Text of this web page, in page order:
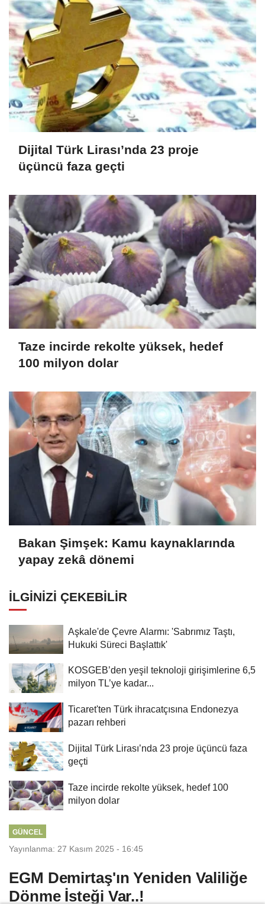
Dijital Türk Lirası’nda 23 proje
üçüncü faza geçti
Taze incirde rekolte yüksek, hedef
100 milyon dolar
Bakan Şimşek: Kamu kaynaklarında
yapay zekâ dönemi
İLGINIZI ÇEKEBILIR
Aşkale'de Çevre Alarmı: 'Sabrımız Taştı,
Hukuki Süreci Başlattık'
KOSGEB’den yeşil teknoloji girişimlerine 6,5
milyon TL’ye kadar...
Ticaret'ten Türk ihracatçısına Endonezya
pazarı rehberi
Dijital Türk Lirası’nda 23 proje üçüncü faza
geçti
Taze incirde rekolte yüksek, hedef 100
milyon dolar
GÜNCEL
Yayınlanma: 27 Kasım 2025 - 16:45
EGM Demirtaş'ın Yeniden Valiliğe
Dönme İsteği Var..!